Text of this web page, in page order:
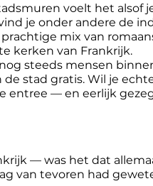
voelt het alsof
je onder andere de
mix van
kerken van Frankrijk.
steeds mensen
stad gratis. Wil je
entree — en eerlijk
— was het dat
van tevoren had